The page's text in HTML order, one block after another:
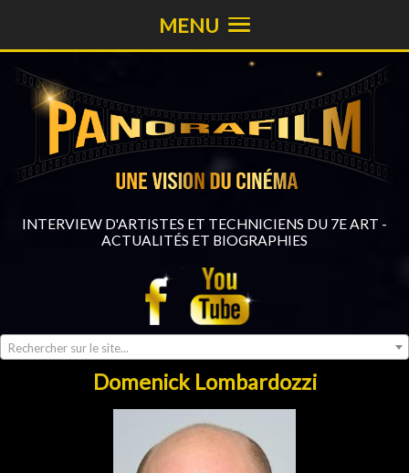
INTERVIEW D'ARTISTES ET TECHNICIENS DU 7E ART -
ACTUALITÉS ET BIOGRAPHIES
Rechercher sur le site...
MENU
Domenick Lombardozzi